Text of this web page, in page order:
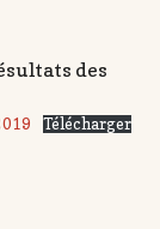
des
Télécharger